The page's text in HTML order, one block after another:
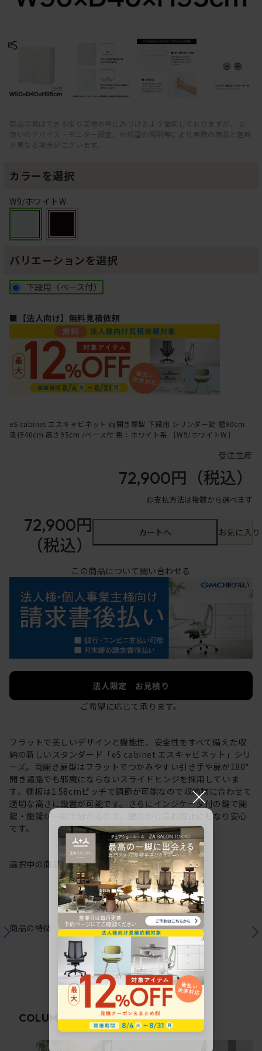
商品写真はできる限り実物の色に近づけるよう徹底しておりますが、 お
使いのデバイス・モニター設定、お部屋の照明等により実際の商品と色味
が異なる場合がございます。
カラーを選択
W9/ホワイトW
バリエーションを選択
下段用（ベース付）
■【法人向け】無料見積依頼
eS cabinet エスキャビネット 両開き扉型 下段用 シリンダー錠 幅90cm
奥行40cm 高さ95cm /ベース付 色：ホワイト系 ［W9/ホワイトW］
受注生産
72,900円 （税込）
お支払方法は複数から選べます
72,900円
（税込）
カートへ お気に入
この商品について問い合わせる
法人限定 お見積り
ご希望に応じて承ります。
フラットで美しいデザインと機能性、安全性をすべて備えた収
納の新しいスタンダード「eS cabinet エスキャビネット」シリ
ーズ。両開き扉型はフラットでつかみやすい引き手や扉が180°
開き通路でも邪魔にならないスライドヒンジを採用していま
す。棚板は1.58cmピッチで調節が可能なので収納物に合わせて
適切な高さに設置が可能です。さらにインジケータ付の鍵で開
錠・施錠が一目で分かるので、鍵のかけ忘れ防止にもなり安心
です。
選択中の商品情報注意事項
商品の特徴
COLUMN関連コラム
×